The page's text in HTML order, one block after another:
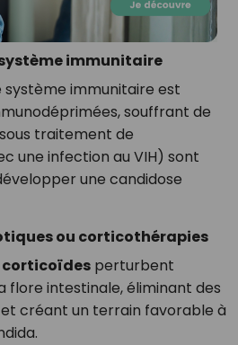
immunitaire
système immunitaire est
souffrant de
traitement de
une infection au VIH) sont
une candidose
ou corticothérapies
corticoïdesperturbent
flore intestinale, éliminant des
créant un terrain favorable à